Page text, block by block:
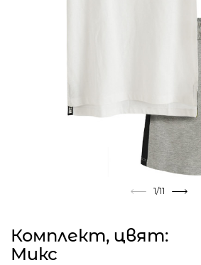
1/11
Комплект, цвят:
Микс